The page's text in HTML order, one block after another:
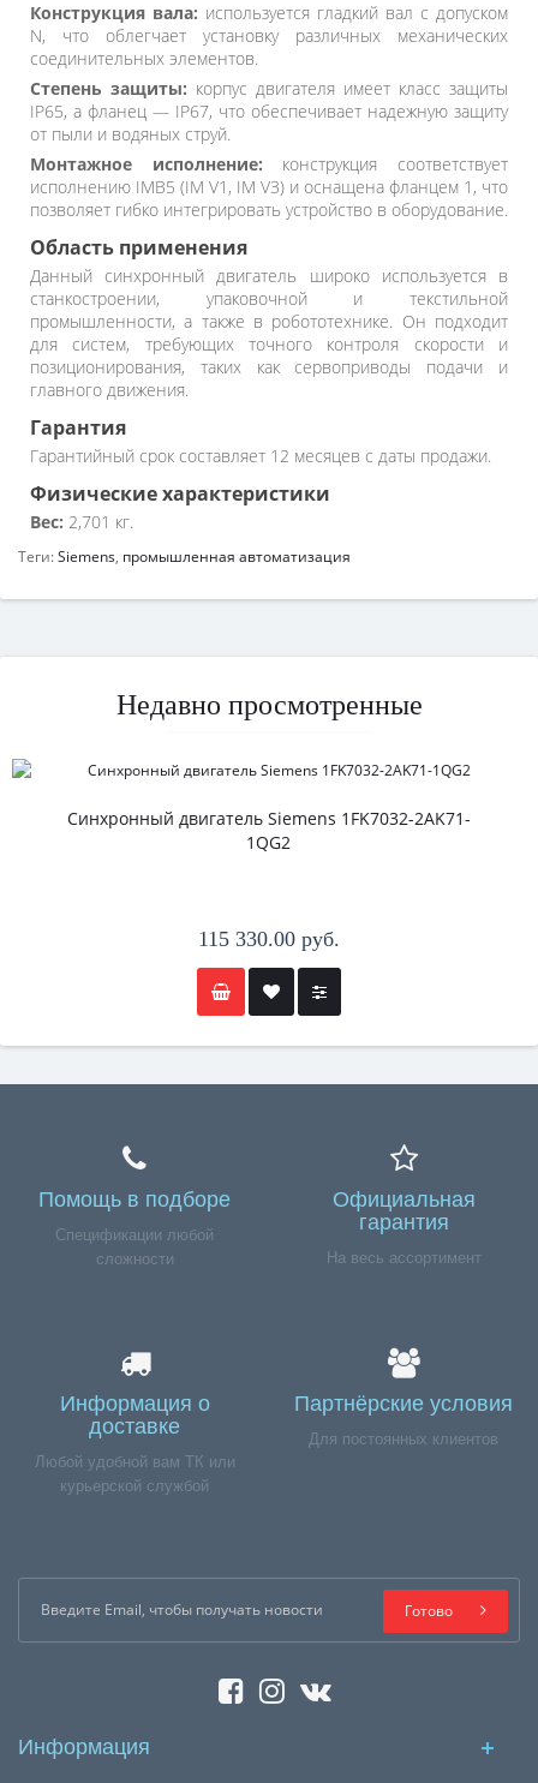
Конструкция вала: используется гладкий вал с допуском
N, что облегчает установку различных механических
соединительных элементов.
Степень защиты: корпус двигателя имеет класс защиты
IP65, а фланец — IP67, что обеспечивает надежную защиту
от пыли и водяных струй.
Монтажное исполнение: конструкция соответствует
исполнению IMB5 (IM V1, IM V3) и оснащена фланцем 1, что
позволяет гибко интегрировать устройство в оборудование.
Область применения
Данный синхронный двигатель широко используется в
станкостроении, упаковочной и текстильной
промышленности, а также в робототехнике. Он подходит
для систем, требующих точного контроля скорости и
позиционирования, таких как сервоприводы подачи и
главного движения.
Гарантия
Гарантийный срок составляет 12 месяцев с даты продажи.
Физические характеристики
Вес: 2,701 кг.
Теги:Siemens, промышленная автоматизация
Недавно просмотренные
Синхронный двигатель Siemens 1FK7032-2AK71-
1QG2
115 330.00 руб.
Помощь в подборе
Спецификации любой
сложности
Официальная
гарантия
На весь ассортимент
Информация о
доставке
Любой удобной вам ТК или
курьерской службой
Партнёрские условия
Для постоянных клиентов
Готово
Информация